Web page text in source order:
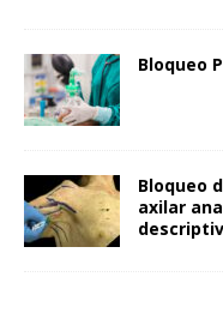
Bloqueo
Bloqueo
axilar